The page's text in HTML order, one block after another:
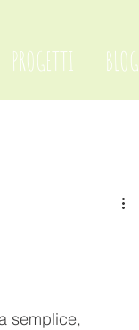
PROGETTI BLOG
semplice,